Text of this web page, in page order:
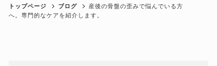
トップページ ブログ
産後の骨盤の歪みで悩んでいる方
へ。専門的なケアを紹介します。